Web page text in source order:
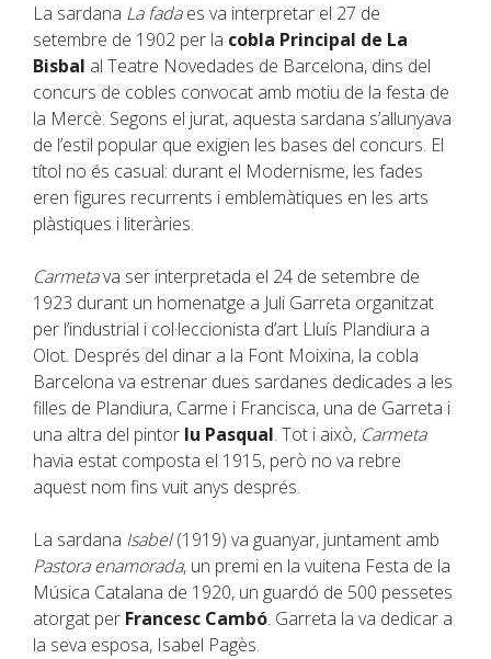
La sardana La fadaes va interpretar el 27 de
setembre de 1902 per la cobla Principal de La
Bisbal al Teatre Novedades de Barcelona, dins del
concurs de cobles convocat amb motiu de la festa de
la Mercè. Segons el jurat, aquesta sardana s’allunyava
de l’estil popular que exigien les bases del concurs. El
títol no és casual: durant el Modernisme, les fades
eren figures recurrents i emblemàtiques en les arts
plàstiques i literàries.
Carmetava ser interpretada el 24 de setembre de
1923 durant un homenatge a Juli Garreta organitzat
per l’industrial i col·leccionista d’art Lluís Plandiura a
Olot. Després del dinar a la Font Moixina, la cobla
Barcelona va estrenar dues sardanes dedicades a les
filles de Plandiura, Carme i Francisca, una de Garreta i
una altra del pintor Iu Pasqual. Tot i això, Carmeta
havia estat composta el 1915, però no va rebre
aquest nom fins vuit anys després.
La sardana Isabel(1919) va guanyar, juntament amb
Pastora enamorada, un premi en la vuitena Festa de la
Música Catalana de 1920, un guardó de 500 pessetes
atorgat per Francesc Cambó. Garreta la va dedicar a
la seva esposa, Isabel Pagès.